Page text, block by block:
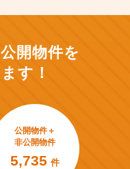
開物件を
す！
公開物件＋
非公開物件
5,735 件